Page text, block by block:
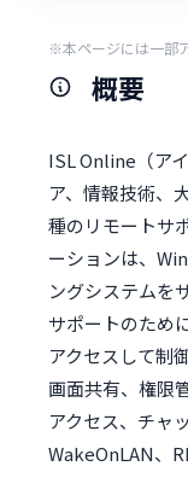
※本ページには一部
概要
ISL Online（ア
ア、情報技術、
種のリモートサ
ーションは、
ングシステムを
サポートのため
アクセスして制
画面共有、権限
アクセス、チャ
WakeOnLAN、